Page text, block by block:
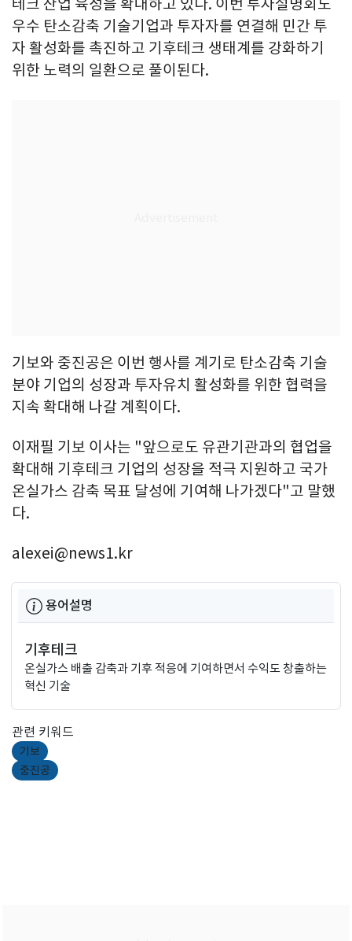
테크 산업 육성을 확대하고 있다. 이번 투자설명회도
우수 탄소감축 기술기업과 투자자를 연결해 민간 투
자 활성화를 촉진하고 기후테크 생태계를 강화하기
위한 노력의 일환으로 풀이된다.
기보와 중진공은 이번 행사를 계기로 탄소감축 기술
분야 기업의 성장과 투자유치 활성화를 위한 협력을
지속 확대해 나갈 계획이다.
이재필 기보 이사는 "앞으로도 유관기관과의 협업을
확대해 기후테크 기업의 성장을 적극 지원하고 국가
온실가스 감축 목표 달성에 기여해 나가겠다"고 말했
다.
alexei@news1.kr
용어설명
기후테크
온실가스 배출 감축과 기후 적응에 기여하면서 수익도 창출하는
혁신 기술
관련 키워드
기보
중진공